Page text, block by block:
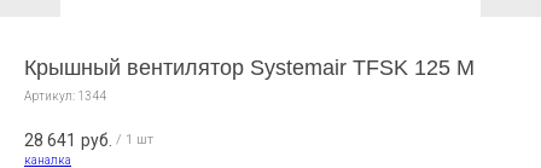
Крышный вентилятор Systemair TFSK 125 M
Артикул: 1344
28 641 руб. / 1 шт
каналка